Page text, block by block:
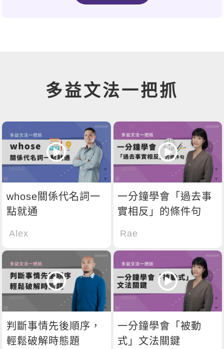
多益文法一把抓
whose關係代名詞一
點就通
Alex
一分鐘學會「過去事
實相反」的條件句
Rae
判斷事情先後順序，
輕鬆破解時態題
一分鐘學會「被動
式」文法關鍵